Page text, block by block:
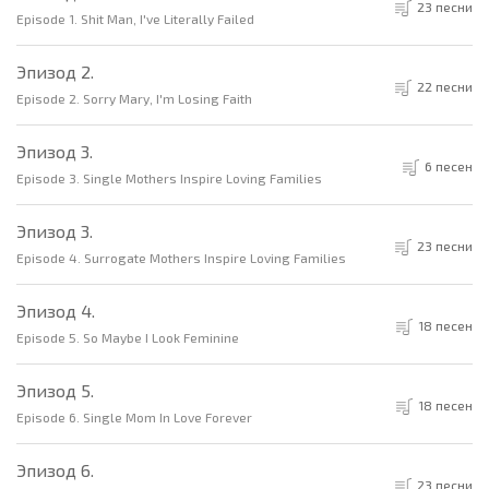
Episode 1. Shit Man, I've Literally Failed
23 песни
Эпизод 2.
Episode 2. Sorry Mary, I'm Losing Faith
22 песни
Эпизод 3.
Episode 3. Single Mothers Inspire Loving Families
6 песен
Эпизод 3.
Episode 4. Surrogate Mothers Inspire Loving Families
23 песни
Эпизод 4.
Episode 5. So Maybe I Look Feminine
18 песен
Эпизод 5.
Episode 6. Single Mom In Love Forever
18 песен
Эпизод 6.
23 песни